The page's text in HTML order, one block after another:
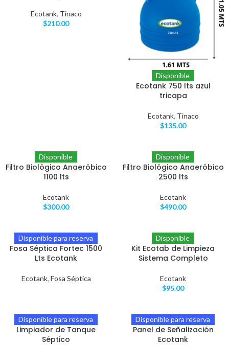
Ecotank, Tinaco
$210.00
Disponible
Ecotank 750 lts azul
tricapa
Ecotank, Tinaco
$135.00
Disponible
Filtro Biológico Anaeróbico
1100 lts
Ecotank
$300.00
Disponible
Filtro Biológico Anaeróbico
2500 lts
Ecotank
$490.00
Disponible para reserva
Fosa Séptica Fortec 1500
Lts Ecotank
Ecotank, Fosa Séptica
Disponible
Kit Ecotab de Limpieza
Sistema Completo
Ecotank
$95.00
Disponible para reserva
Limpiador de Tanque
Séptico
Disponible para reserva
Panel de Señalización
Ecotank